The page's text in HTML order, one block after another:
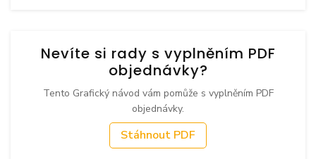
Nevíte si rady s vyplněním PDF
objednávky?
Tento Grafický návod vám pomůže s vyplněním PDF
objednávky.
Stáhnout PDF